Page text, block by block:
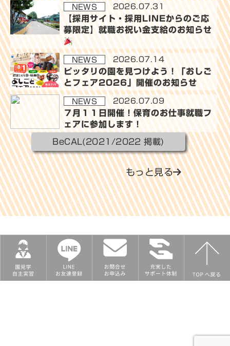
BeCAL(2021/2022 掲載)
もっと見る
NEWS 2026.07.31
【採用サイト・採用LINEからのご応
募限定】就職お祝い金支給のお知らせ
NEWS 2026.07.14
ピッタリの園を見つけよう！「おしご
とフェア2026」開催のお知らせ
NEWS 2026.07.09
７月１１日開催！保育のお仕事就職フ
ェアに参加します！